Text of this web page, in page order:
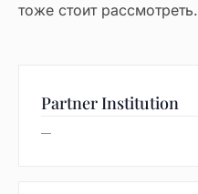
тоже стоит рассмотреть.
Partner Institution
—